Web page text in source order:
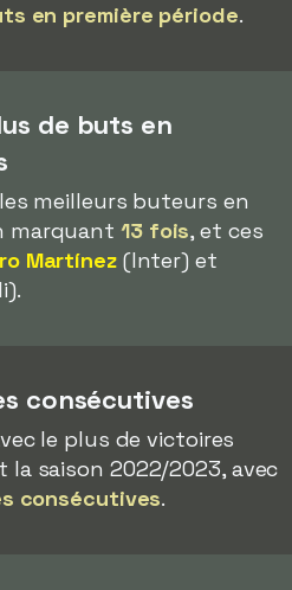
en première période.
de buts en
meilleurs buteurs en
marquant 13 fois, et ces
Martínez(Inter) et
consécutives
le plus de victoires
saison 2022/2023, avec
consécutives.